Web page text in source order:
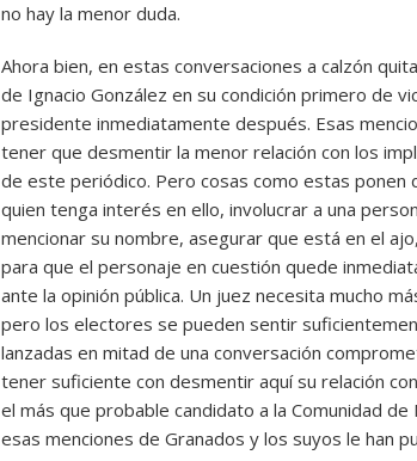
no hay la menor duda.
Ahora bien, en estas conversaciones a calzón
de Ignacio González en su condición primero de
presidente inmediatamente después. Esas
tener que desmentir la menor relación con los
de este periódico. Pero cosas como estas ponen
quien tenga interés en ello, involucrar a una
mencionar su nombre, asegurar que está en el
para que el personaje en cuestión quede
ante la opinión pública. Un juez necesita mucho
pero los electores se pueden sentir
lanzadas en mitad de una conversación
tener suficiente con desmentir aquí su relación
el más que probable candidato a la Comunidad
esas menciones de Granados y los suyos le han